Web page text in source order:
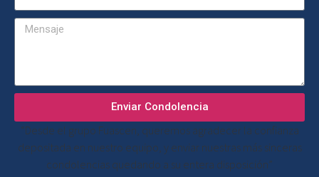
Enviar Condolencia
“Desde el grupo Fuascen, queremos agradecer la confianza
depositada en nuestro equipo, y enviar nuestras más sinceras
condolencias quedando a su entera disposición”